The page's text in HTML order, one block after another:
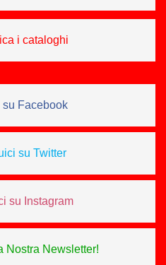
i cataloghi
su Facebook
su Twitter
su Instagram
Nostra Newsletter!